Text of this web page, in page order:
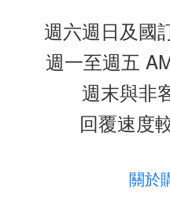
週六週日及國
週一至週五
週末與非
回覆速度
關於